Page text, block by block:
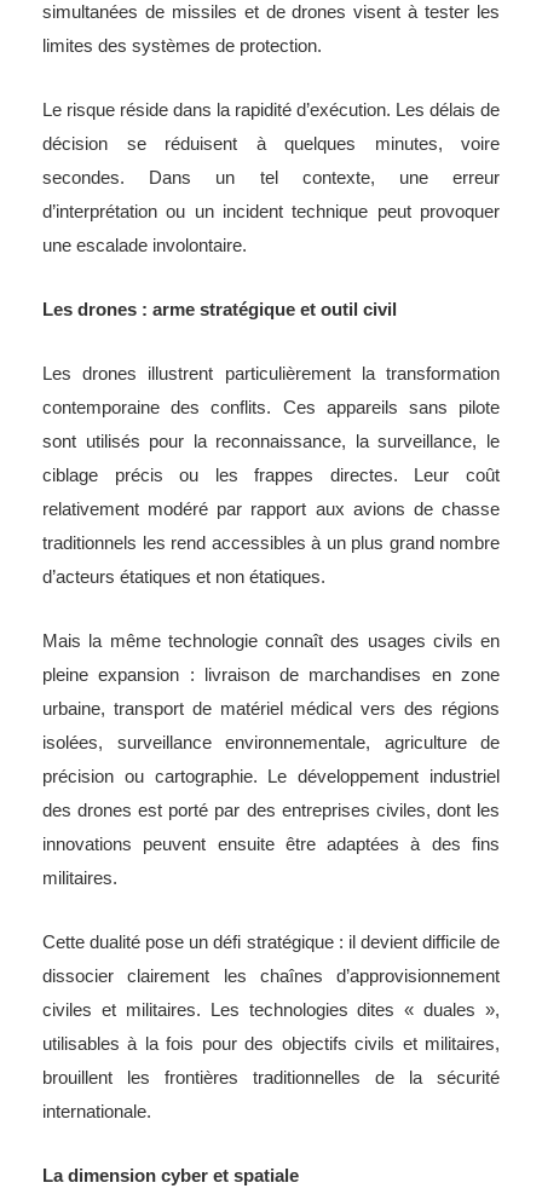
simultanées de missiles et de drones visent à tester les
limites des systèmes de protection.
Le risque réside dans la rapidité d’exécution. Les délais de
décision se réduisent à quelques minutes, voire
secondes. Dans un tel contexte, une erreur
d’interprétation ou un incident technique peut provoquer
une escalade involontaire.
Les drones : arme stratégique et outil civil
Les drones illustrent particulièrement la transformation
contemporaine des conflits. Ces appareils sans pilote
sont utilisés pour la reconnaissance, la surveillance, le
ciblage précis ou les frappes directes. Leur coût
relativement modéré par rapport aux avions de chasse
traditionnels les rend accessibles à un plus grand nombre
d’acteurs étatiques et non étatiques.
Mais la même technologie connaît des usages civils en
pleine expansion : livraison de marchandises en zone
urbaine, transport de matériel médical vers des régions
isolées, surveillance environnementale, agriculture de
précision ou cartographie. Le développement industriel
des drones est porté par des entreprises civiles, dont les
innovations peuvent ensuite être adaptées à des fins
militaires.
Cette dualité pose un défi stratégique : il devient difficile de
dissocier clairement les chaînes d’approvisionnement
civiles et militaires. Les technologies dites « duales »,
utilisables à la fois pour des objectifs civils et militaires,
brouillent les frontières traditionnelles de la sécurité
internationale.
La dimension cyber et spatiale